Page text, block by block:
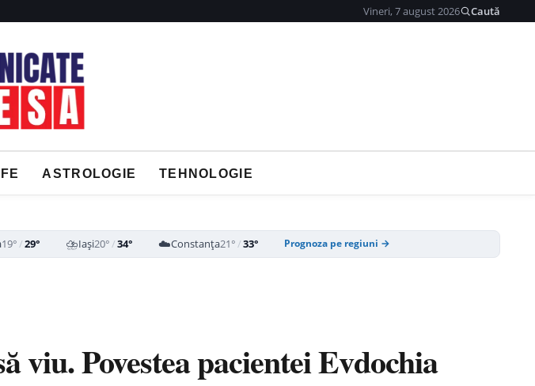
Vineri, 7 august 2026 Caută
ASTROLOGIE TEHNOLOGIE
19°/29° ⛈️Iași20°/34° ☁️Constanța21°/33° Prognoza pe regiuni →
viu. Povestea pacientei Evdochia